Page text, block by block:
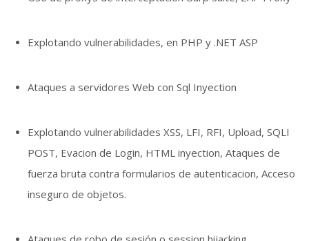
Explotando vulnerabilidades, en PHP y .NET ASP
Ataques a servidores Web con Sql Inyection
Explotando vulnerabilidades XSS, LFI, RFI, Upload, SQLI
POST, Evacion de Login, HTML inyection, Ataques de
fuerza bruta contra formularios de autenticacion, Acceso
inseguro de objetos.